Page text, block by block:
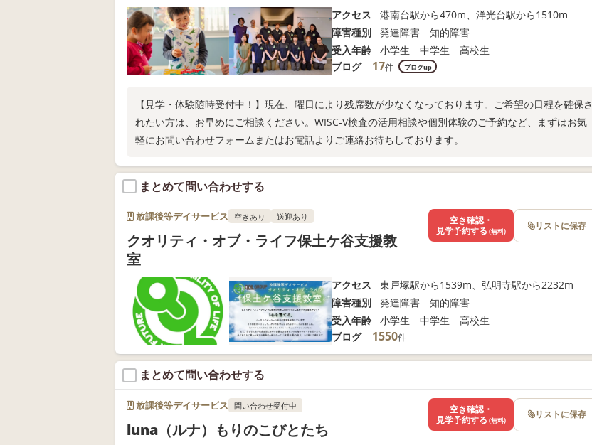
アクセス
港南台駅から470m、洋光台駅から1510m
障害種別
発達障害 知的障害
受入年齢
小学生 中学生 高校生
ブログ
17件 ブログup
【見学・体験随時受付中！】現在、曜日により残席数が少なくなっております。ご希望の日程を確保さ
れたい方は、お早めにご相談ください。WISC-V検査の活用相談や個別体験のご予約など、まずはお気
軽にお問い合わせフォームまたはお電話よりご連絡お待ちしております。
まとめて問い合わせする
放課後等デイサービス 空きあり 送迎あり
クオリティ・オブ・ライフ保土ケ谷支援教
室
アクセス
東戸塚駅から1539m、弘明寺駅から2232m
障害種別
発達障害 知的障害
受入年齢
小学生 中学生 高校生
ブログ
1550件
空き確認・
見学予約する (無料) リストに保存
まとめて問い合わせする
放課後等デイサービス 問い合わせ受付中
luna（ルナ）もりのこびとたち
空き確認・
見学予約する (無料) リストに保存